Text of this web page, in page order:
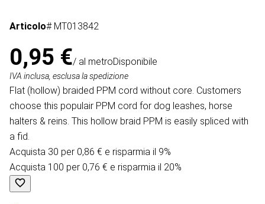
Articolo# MT013842
0,95 €/ al metroDisponibile
IVA inclusa, esclusa la spedizione
Flat (hollow) braided PPM cord without core. Customers
choose this populair PPM cord for dog leashes, horse
halters & reins. This hollow braid PPM is easily spliced with
a fid.
Acquista 30 per 0,86 € e risparmia il 9%
Acquista 100 per 0,76 € e risparmia il 20%